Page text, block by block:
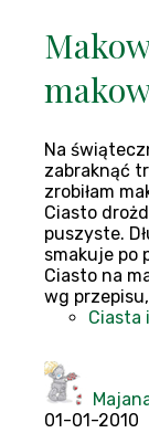
Na
zabraknąć
zrobiłam
Ciasto
puszyste.
smakuje po
Ciasto na
wg
Ciasta
01-01-2010